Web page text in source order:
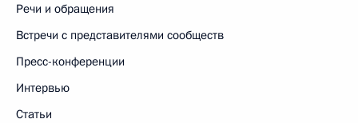
Речи и обращения
Встречи с представителями сообществ
Пресс-конференции
Интервью
Статьи